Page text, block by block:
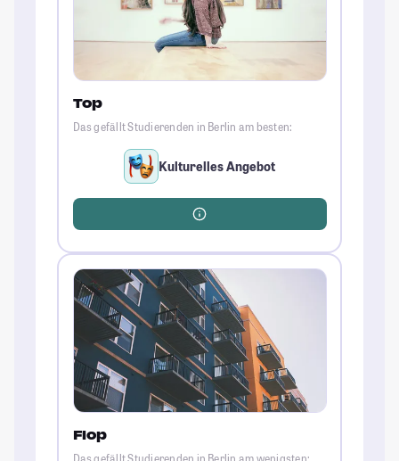
Top
Das gefällt Studierenden in Berlin am besten:
Kulturelles Angebot
Flop